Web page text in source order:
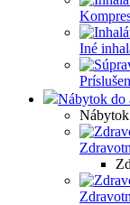
Iné
Nábytok do